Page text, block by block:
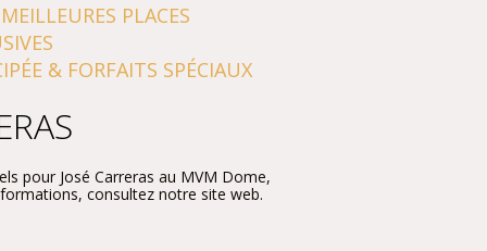
PLACES
& FORFAITS SPÉCIAUX
pour José Carreras au MVM Dome,
consultez notre site web.